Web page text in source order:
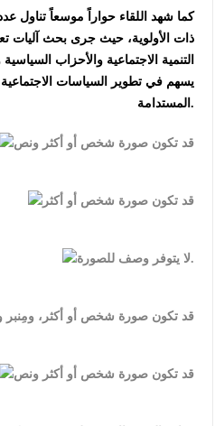
كما شهد اللقاء حواراً موسعاً تناول
ذات الأولوية، حيث جرى بحث آليات
التنمية الاجتماعية والأحزاب
يسهم في تطوير السياسات الاجتماعية
المستدامة.